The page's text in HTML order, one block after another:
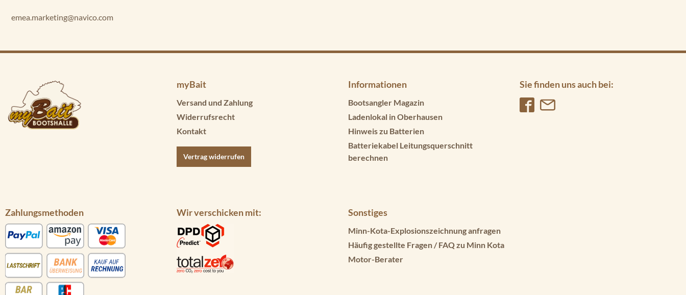
emea.marketing@navico.com
myBait
Versand und Zahlung
Widerrufsrecht
Kontakt
Vertrag widerrufen
Informationen
Bootsangler Magazin
Ladenlokal in Oberhausen
Hinweis zu Batterien
Batteriekabel Leitungsquerschnitt
berechnen
Sie finden uns auch bei:
Zahlungsmethoden Wir verschicken mit: Sonstiges
Minn-Kota-Explosionszeichnung anfragen
Häufig gestellte Fragen / FAQ zu Minn Kota
Motor-Berater